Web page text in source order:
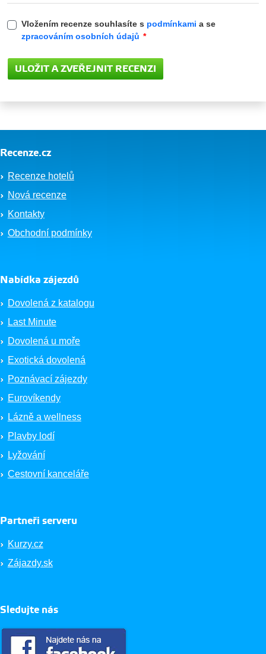
Vložením recenze souhlasíte s podmínkami a se
zpracováním osobních údajů *
Recenze.cz
Recenze hotelů
Nová recenze
Kontakty
Obchodní podmínky
Nabídka zájezdů
Dovolená z katalogu
Last Minute
Dovolená u moře
Exotická dovolená
Poznávací zájezdy
Eurovíkendy
Lázně a wellness
Plavby lodí
Lyžování
Cestovní kanceláře
Partneři serveru
Kurzy.cz
Zájazdy.sk
Sledujte nás